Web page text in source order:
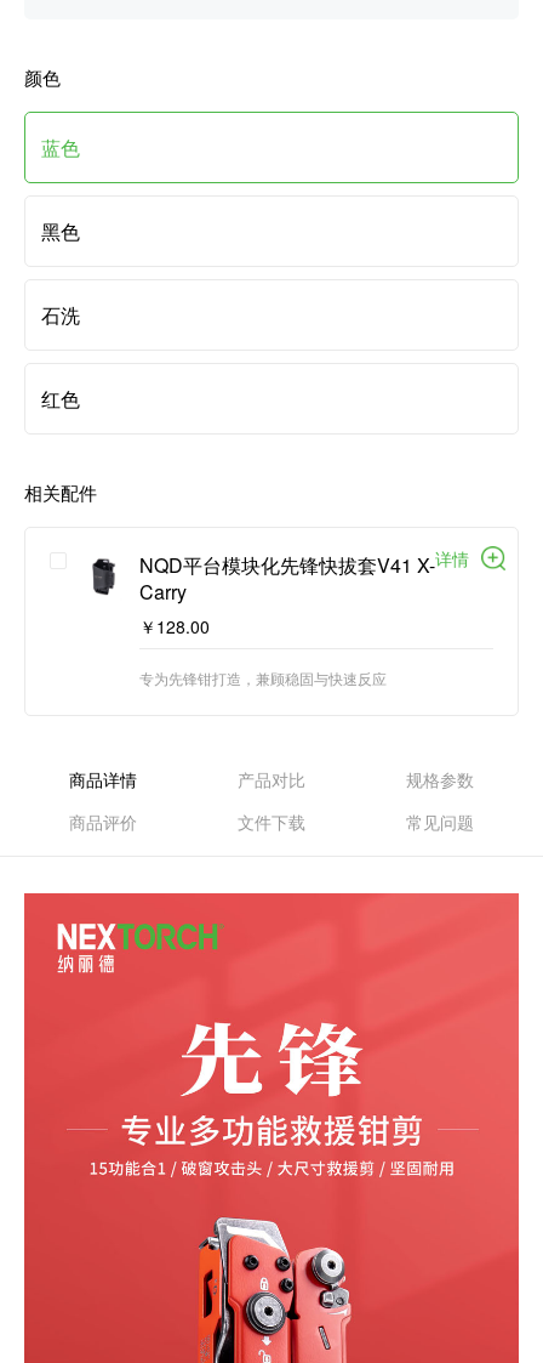
颜色
蓝色
黑色
石洗
红色
相关配件
NQD平台模块化先锋快拔套V41 X-
Carry
￥128.00
专为先锋钳打造，兼顾稳固与快速反应
详情
商品详情 产品对比
规格参数
商品评价
文件下载 常见问题